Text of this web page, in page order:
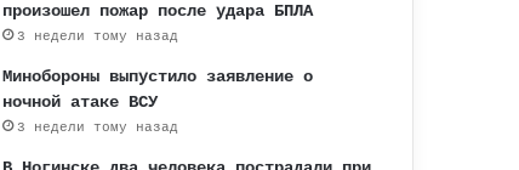
произошел пожар после удара БПЛА
3 недели тому назад
Минобороны выпустило заявление о
ночной атаке ВСУ
3 недели тому назад